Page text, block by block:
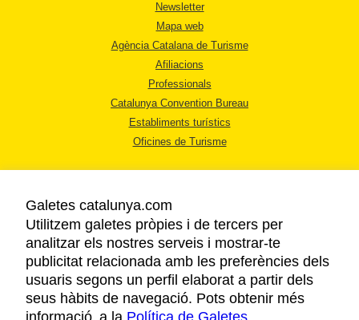
Newsletter
Mapa web
Agència Catalana de Turisme
Afiliacions
Professionals
Catalunya Convention Bureau
Establiments turístics
Oficines de Turisme
AVÍS LEGAL
POLÍTICA DE PRIVACITAT
COOKIES
ACCESSIBILITAT
Galetes catalunya.com
Utilitzem galetes pròpies i de tercers per
analitzar els nostres serveis i mostrar-te
publicitat relacionada amb les preferències dels
usuaris segons un perfil elaborat a partir dels
seus hàbits de navegació. Pots obtenir més
informació a la Política de Galetes